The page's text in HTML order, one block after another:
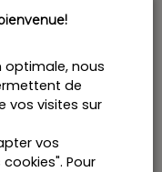
uitgereikt door
Jean-Philippe
GEINGER,
(†), Bruno
François T’KINT,
Filip VAN
optimale, nous
de
vos visites sur
vos
Pour